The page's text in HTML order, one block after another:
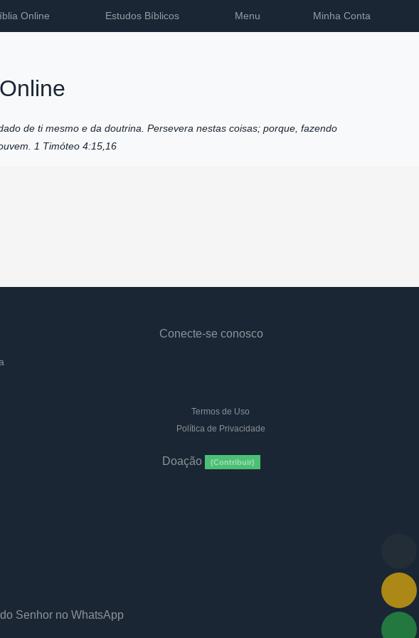
Online Estudos Bíblicos Menu Minha Conta
de ti mesmo e da doutrina. Persevera nestas coisas; porque, fazendo
1 Timóteo 4:15,16
Conecte-se conosco
Termos de Uso
Política de Privacidade
Doação (Contribuir)
Senhor no WhatsApp